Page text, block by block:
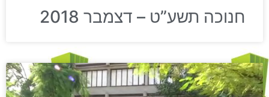
חנוכה תשע”ט – דצמבר 2018